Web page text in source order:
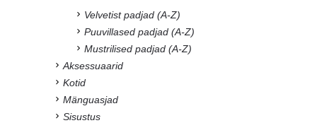
Velvetist padjad (A-Z)
Puuvillased padjad (A-Z)
Mustrilised padjad (A-Z)
Aksessuaarid
Kotid
Mänguasjad
Sisustus